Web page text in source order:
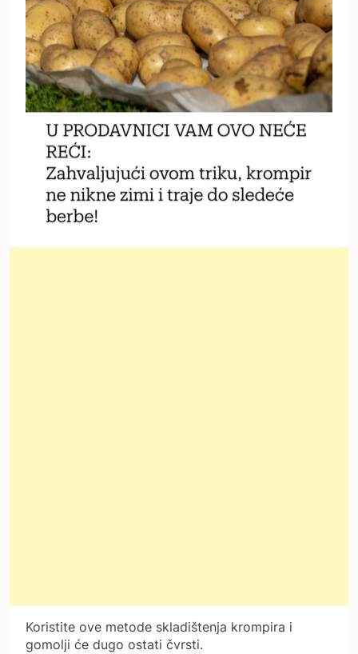
Koristite ove metode skladištenja krompira i
gomolji će dugo ostati čvrsti.